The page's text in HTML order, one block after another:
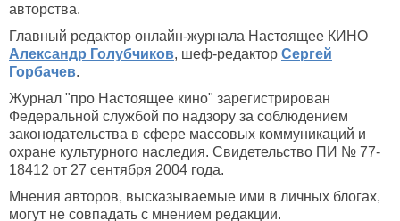
авторства.
Главный редактор онлайн-журнала Настоящее КИНО
Александр Голубчиков, шеф-редактор Сергей
Горбачев.
Журнал "про Настоящее кино" зарегистрирован
Федеральной службой по надзору за соблюдением
законодательства в сфере массовых коммуникаций и
охране культурного наследия. Свидетельство ПИ № 77-
18412 от 27 сентября 2004 года.
Мнения авторов, высказываемые ими в личных блогах,
могут не совпадать с мнением редакции.